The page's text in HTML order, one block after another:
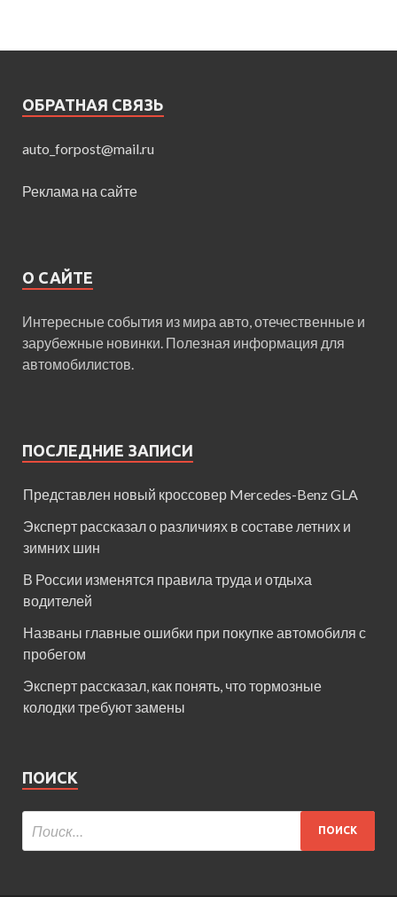
ОБРАТНАЯ СВЯЗЬ
auto_forpost@mail.ru
Реклама на сайте
О САЙТЕ
Интересные события из мира авто, отечественные и
зарубежные новинки. Полезная информация для
автомобилистов.
ПОСЛЕДНИЕ ЗАПИСИ
Представлен новый кроссовер Mercedes-Benz GLA
Эксперт рассказал о различиях в составе летних и
зимних шин
В России изменятся правила труда и отдыха
водителей
Названы главные ошибки при покупке автомобиля с
пробегом
Эксперт рассказал, как понять, что тормозные
колодки требуют замены
ПОИСК